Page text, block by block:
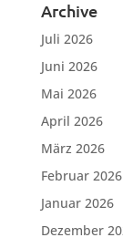
Archive
Juli 2026
Juni 2026
Mai 2026
April 2026
März 2026
Februar 2026
Januar 2026
Dezember